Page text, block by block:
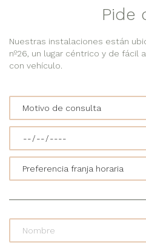
Pide
Nuestras instalaciones están
nº26, un lugar céntrico y de fácil
con vehículo.